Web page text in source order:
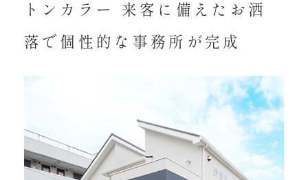
トンカラー 来客に備えたお洒
落で個性的な事務所が完成